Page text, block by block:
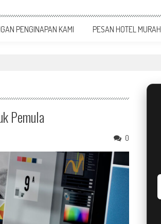
PENGINAPAN KAMI PESAN HOTEL MURAH
Pemula
0